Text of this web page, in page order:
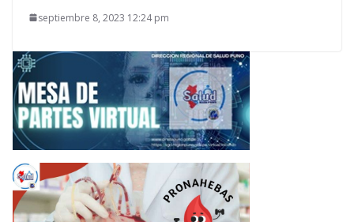
septiembre 8, 2023 12:24 pm